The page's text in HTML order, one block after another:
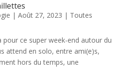
| Août 27, 2023 | Toutes
pour ce super week-end autour du
attend en solo, entre ami(e)s,
hors du temps, une